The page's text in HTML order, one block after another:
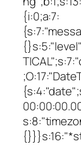
{i:0;a:7: